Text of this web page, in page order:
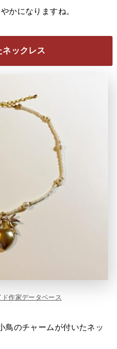
かになりますね。
ックレス
ド作家データベース
鳥のチャームが付いたネッ